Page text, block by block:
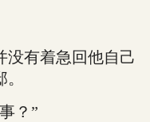
有着急回他自己
？”